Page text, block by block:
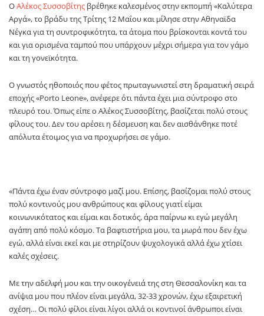
ΟΑλέκος Συσσοβίτης βρέθηκε καλεσμένος στην εκπομπή «Καλύτερα
Αργά», το βράδυ της Τρίτης 12 Μαΐου και μίλησε στην Αθηναϊδα
Νέγκα για τη συντροφικότητα, τα άτομα που βρίσκονται κοντά του
και για ορισμένα ταμπού που υπάρχουν μέχρι σήμερα για τον γάμο
και τη γονεϊκότητα.
Ο γνωστός ηθοποιός που φέτος πρωταγωνιστεί στη δραματική σειρά
εποχής «Porto Leone», ανέφερε ότι πάντα έχει μια σύντροφο στο
πλευρό του. Όπως είπε ο Αλέκος Συσσοβίτης, βασίζεται πολύ στους
φίλους του. Δεν του αρέσει η δέσμευση και δεν αισθάνθηκε ποτέ
απόλυτα έτοιμος για να προχωρήσει σε γάμο.
«Πάντα έχω έναν σύντροφο μαζί μου. Επίσης, βασίζομαι πολύ στους
πολύ κοντινούς μου ανθρώπους και φίλους γιατί είμαι
κοινωνικότατος και είμαι και δοτικός, άρα παίρνω κι εγώ μεγάλη
αγάπη από πολύ κόσμο. Τα βαφτιστήρια μου, τα μωρά που δεν έχω
εγώ, αλλά είναι εκεί και με στηρίζουν ψυχολογικά αλλά έχω χτίσει
καλές σχέσεις.
Με την αδελφή μου και την οικογένειά της στη Θεσσαλονίκη και τα
ανίψια μου που πλέον είναι μεγάλα, 32-33 χρονών, έχω εξαιρετική
σχέση… Οι πολύ φίλοι είναι λίγοι αλλά οι κοντινοί άνθρωποι είναι